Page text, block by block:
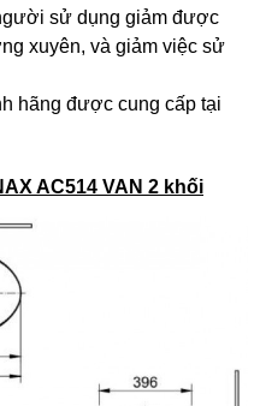
sử dụng giảm được
xuyên, và giảm việc sử
hãng được cung cấp tại
AC514 VAN 2 khối